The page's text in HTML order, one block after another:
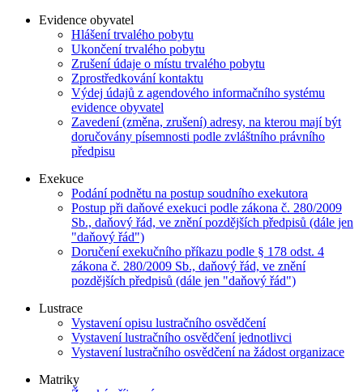
Evidence obyvatel
Hlášení trvalého pobytu
Ukončení trvalého pobytu
Zrušení údaje o místu trvalého pobytu
Zprostředkování kontaktu
Výdej údajů z agendového informačního systému
evidence obyvatel
Zavedení (změna, zrušení) adresy, na kterou mají být
doručovány písemnosti podle zvláštního právního
předpisu
Exekuce
Podání podnětu na postup soudního exekutora
Postup při daňové exekuci podle zákona č. 280/2009
Sb., daňový řád, ve znění pozdějších předpisů (dále jen
"daňový řád")
Doručení exekučního příkazu podle § 178 odst. 4
zákona č. 280/2009 Sb., daňový řád, ve znění
pozdějších předpisů (dále jen "daňový řád")
Lustrace
Vystavení opisu lustračního osvědčení
Vystavení lustračního osvědčení jednotlivci
Vystavení lustračního osvědčení na žádost organizace
Matriky